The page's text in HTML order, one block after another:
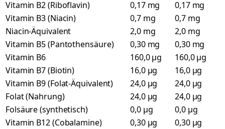
Vitamin B2 (Riboflavin)
0,17 mg
0,17 mg
Vitamin B3 (Niacin)
0,7 mg
0,7 mg
Niacin-Äquivalent
2,0 mg
2,0 mg
Vitamin B5 (Pantothensäure)
0,30 mg
0,30 mg
Vitamin B6
160,0 µg
160,0 µg
Vitamin B7 (Biotin)
16,0 µg
16,0 µg
Vitamin B9 (Folat-Äquivalent)
24,0 µg
24,0 µg
Folat (Nahrung)
24,0 µg
24,0 µg
Folsäure (synthetisch)
0,0 µg
0,0 µg
Vitamin B12 (Cobalamine)
0,30 µg
0,30 µg